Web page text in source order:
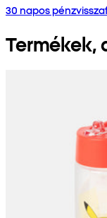
30 napos
Termékek,